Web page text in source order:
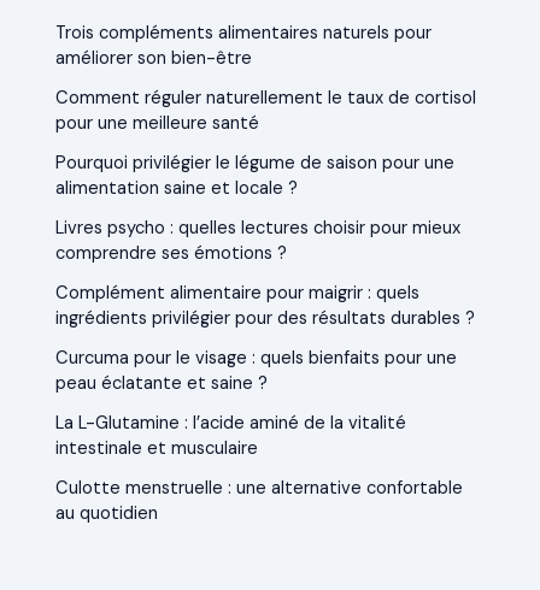
Trois compléments alimentaires naturels pour
améliorer son bien-être
Comment réguler naturellement le taux de cortisol
pour une meilleure santé
Pourquoi privilégier le légume de saison pour une
alimentation saine et locale ?
Livres psycho : quelles lectures choisir pour mieux
comprendre ses émotions ?
Complément alimentaire pour maigrir : quels
ingrédients privilégier pour des résultats durables ?
Curcuma pour le visage : quels bienfaits pour une
peau éclatante et saine ?
La L-Glutamine : l’acide aminé de la vitalité
intestinale et musculaire
Culotte menstruelle : une alternative confortable
au quotidien